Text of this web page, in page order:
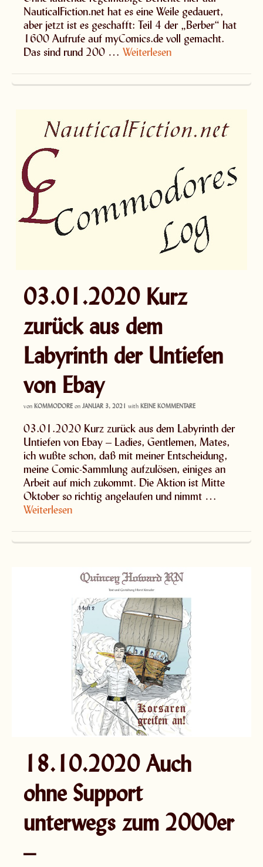
NauticalFiction.net hat es eine Weile gedauert,
aber jetzt ist es geschafft: Teil 4 der „Berber“ hat
1600 Aufrufe auf myComics.de voll gemacht.
Das sind rund 200 … Weiterlesen
03.01.2020 Kurz
zurück aus dem
Labyrinth der Untiefen
von Ebay
von KOMMODORE on JANUAR 3, 2021 with KEINE KOMMENTARE
03.01.2020 Kurz zurück aus dem Labyrinth der
Untiefen von Ebay – Ladies, Gentlemen, Mates,
ich wußte schon, daß mit meiner Entscheidung,
meine Comic-Sammlung aufzulösen, einiges an
Arbeit auf mich zukommt. Die Aktion ist Mitte
Oktober so richtig angelaufen und nimmt …
Weiterlesen
18.10.2020 Auch
ohne Support
unterwegs zum 2000er
–